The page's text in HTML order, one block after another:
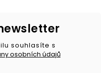
souhlasíte s
osobních údajů